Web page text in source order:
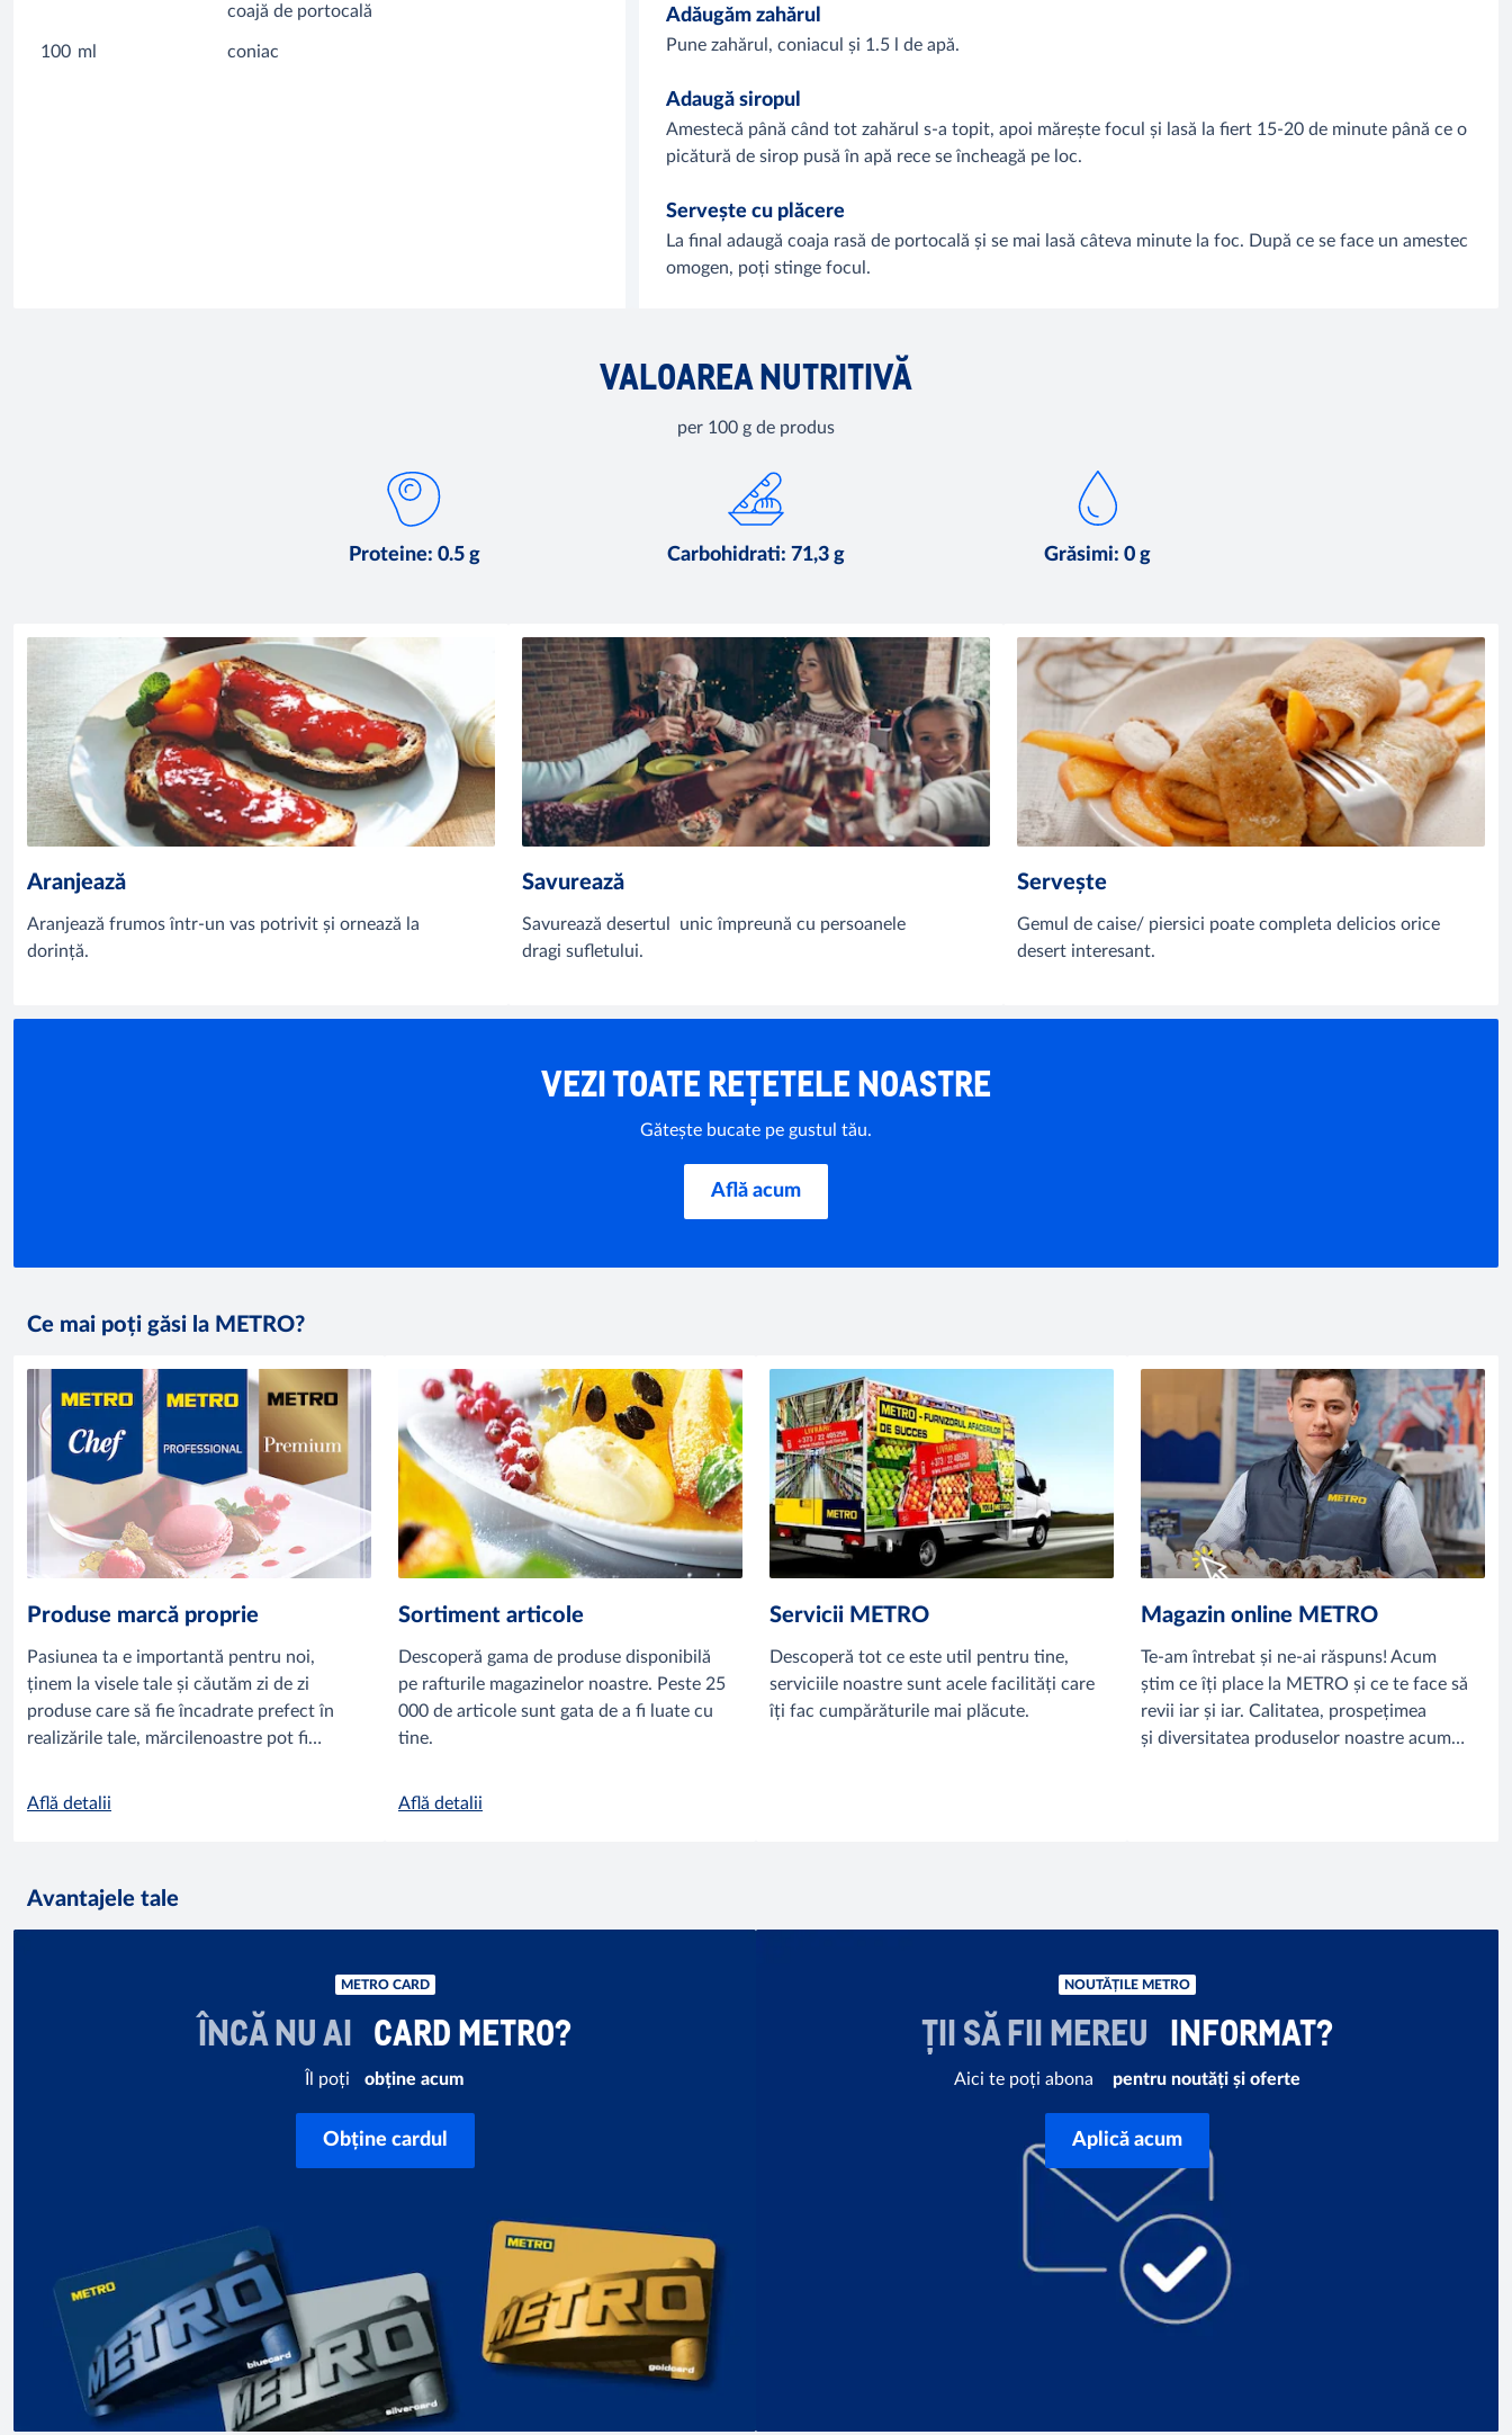
coajă de portocală
100 ml coniac
Adăugăm zahărul
Pune zahărul, coniacul și 1.5 l de apă.
Adaugă siropul
Amestecă până când tot zahărul s-a topit, apoi mărește focul și lasă la fiert 15-20 de minute până ce o
picătură de sirop pusă în apă rece se încheagă pe loc.
Servește cu plăcere
La final adaugă coaja rasă de portocală și se mai lasă câteva minute la foc. După ce se face un amestec
omogen, poți stinge focul.
VALOAREA NUTRITIVĂ
per 100 g de produs
Proteine: 0.5 g Carbohidrati: 71,3 g Grăsimi: 0 g
Aranjează
Aranjează frumos într-un vas potrivit și ornează la
dorință.
Savurează
Savurează desertul unic împreună cu persoanele
dragi sufletului.
Servește
Gemul de caise/ piersici poate completa delicios orice
desert interesant.
VEZI TOATE REȚETELE NOASTRE
Gătește bucate pe gustul tău.
Află acum
Ce mai poți găsi la METRO?
Produse marcă proprie
Pasiunea ta e importantă pentru noi,
ținem la visele tale și căutăm zi de zi
produse care să fie încadrate prefect în
realizările tale, mărcilenoastre pot fi
Află detalii
Sortiment articole
Descoperă gama de produse disponibilă
pe rafturile magazinelor noastre. Peste 25
000 de articole sunt gata de a fi luate cu
tine.
Află detalii
Servicii METRO
Descoperă tot ce este util pentru tine,
serviciile noastre sunt acele facilități care
îți fac cumpărăturile mai plăcute.
Magazin online METRO
Te-am întrebat și ne-ai răspuns! Acum
știm ce îți place la METRO și ce te face să
revii iar și iar. Calitatea, prospețimea
și diversitatea produselor noastre acum
Avantajele tale
METRO CARD
ÎNCĂ NU AI CARD METRO?
Îl poți obține acum
Obține cardul
NOUTĂȚILE METRO
ȚII SĂ FII MEREU INFORMAT?
Aici te poți abona pentru noutăți și oferte
Aplică acum